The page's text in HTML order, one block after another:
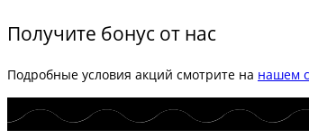
Получите бонус от нас
Подробные условия акций смотрите на нашем